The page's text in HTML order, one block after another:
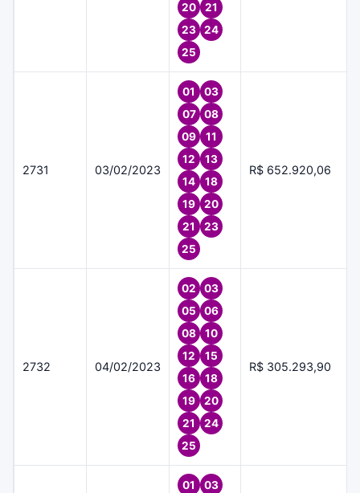
20
21
23
24
25
2731 03/02/2023
01
03
07
08
09
11
12
13
14
18
19
20
21
23
25
R$ 652.920,06
2732 04/02/2023
02
03
05
06
08
10
12
15
16
18
19
20
21
24
25
R$ 305.293,90
01
03